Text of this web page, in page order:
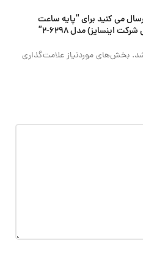
می کنید برای “پایه ساعت
بخش‌های موردنیاز علامت‌گذاری